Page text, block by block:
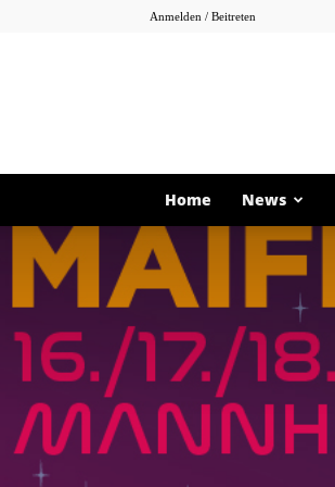
Anmelden / Beitreten
Home News